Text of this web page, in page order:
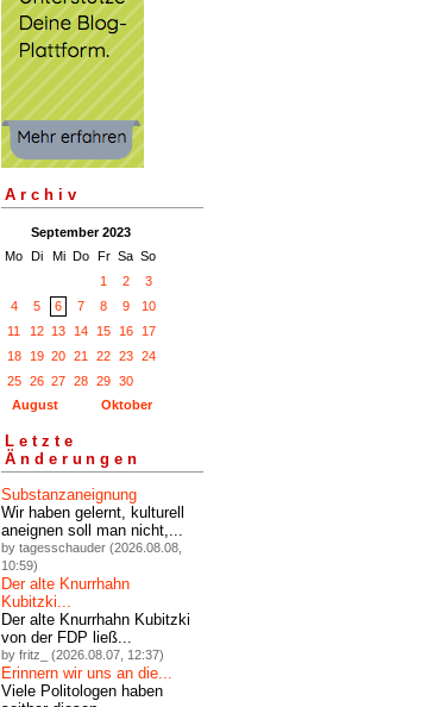
Archiv
September 2023
Mo Di Mi Do Fr Sa So
1
2
3
4
5 6 7 8 9
10
11
12 13 14 15 16
17
18
19 20 21 22 23
24
25
26 27 28 29 30
August
Oktober
Letzte
Änderungen
Substanzaneignung
Wir haben gelernt, kulturell
aneignen soll man nicht,...
by tagesschauder (2026.08.08,
10:59)
Der alte Knurrhahn
Kubitzki...
Der alte Knurrhahn Kubitzki
von der FDP ließ...
by fritz_ (2026.08.07, 12:37)
Erinnern wir uns an die...
Viele Politologen haben